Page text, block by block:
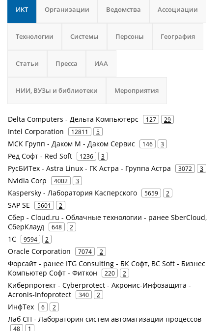
ИКТ Организации Ведомства Ассоциации
Технологии Системы Персоны География
Статьи Пресса ИАА
НИИ, ВУЗы и библиотеки Мероприятия
Delta Computers - Дельта Компьютерс 127 29
Intel Corporation 12811 5
МСК Групп - Даком М - Даком Сервис 146 3
Ред Софт - Red Soft 1236 3
РусБИТех - Astra Linux - ГК Астра - Группа Астра 3072 3
Nvidia Corp 4002 3
Kaspersky - Лаборатория Касперского 5659 2
SAP SE 5601 2
Сбер - Cloud.ru - Облачные технологии - ранее SberCloud,
СберКлауд
648 2
1С 9594 2
Oracle Corporation 7074 2
Форсайт - ранее ITG Consulting - БК Софт, BC Soft - Бизнес
Компьютер Софт - Фиткон
220 2
Киберпротект - Cyberprotect - Акронис-Инфозащита -
Acronis-Infoprotect
340 2
ИнфТех 6 2
Лаб СП - Лаборатория систем автоматизации процессов
48 1